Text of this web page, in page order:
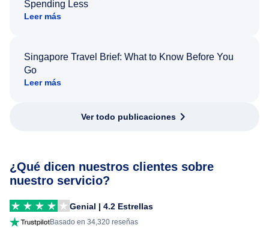
Spending Less
Leer más
Singapore Travel Brief: What to Know Before You
Go
Leer más
Ver todo publicaciones
¿Qué dicen nuestros clientes sobre
nuestro servicio?
Genial | 4.2 Estrellas
Basado en 34,320 reseñas